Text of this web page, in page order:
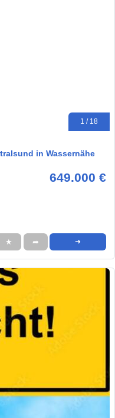
1 / 18
in Wassernähe
649.000 €
★ ➦ ➜